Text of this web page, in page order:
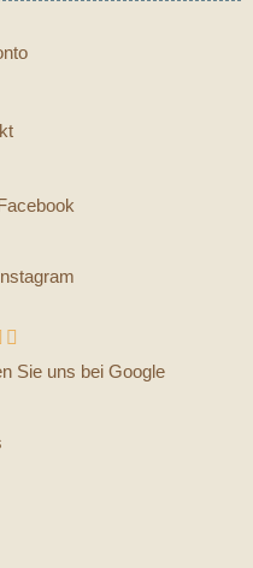

Sie uns bei Google